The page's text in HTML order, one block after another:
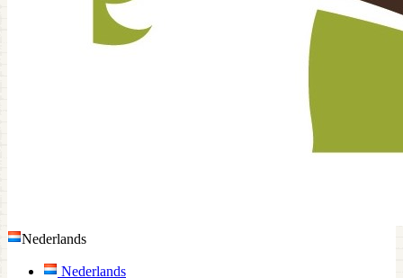
Nederlands
Nederlands